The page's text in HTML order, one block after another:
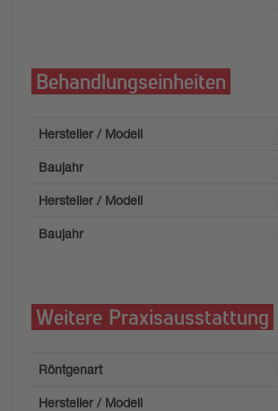
Behandlungseinheiten
Hersteller / Modell
Baujahr
Hersteller / Modell
Baujahr
Weitere Praxisausstattung
Röntgenart
Hersteller / Modell